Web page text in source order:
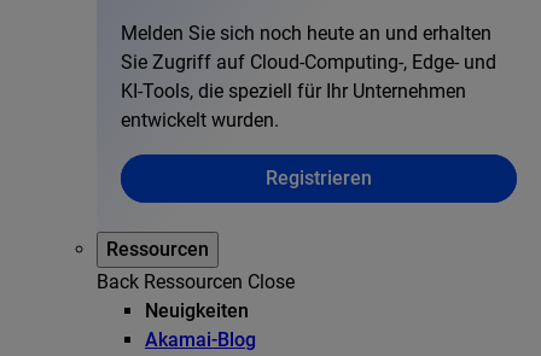
Melden Sie sich noch heute an und erhalten
Sie Zugriff auf Cloud-Computing-, Edge- und
KI-Tools, die speziell für Ihr Unternehmen
entwickelt wurden.
Registrieren
Ressourcen
Back Ressourcen Close
Neuigkeiten
Akamai-Blog